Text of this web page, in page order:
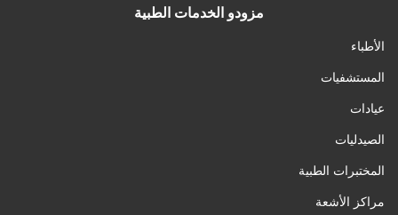
مزودو الخدمات الطبية
الأطباء
المستشفيات
عيادات
الصيدليات
المختبرات الطبية
مراكز الأشعة